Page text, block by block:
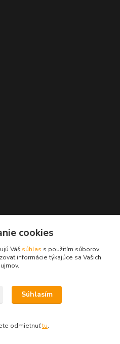
701cookies
Váš súhlas s použitím súborov
informácie týkajúce sa Vašich
Súhlasím
odmietnuťtu.